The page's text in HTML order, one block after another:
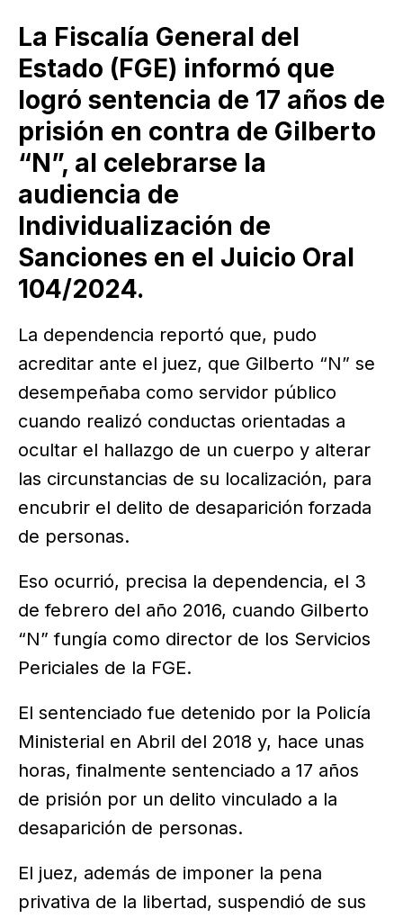
La Fiscalía General del
Estado (FGE) informó que
logró sentencia de 17 años de
prisión en contra de Gilberto
“N”, al celebrarse la
audiencia de
Individualización de
Sanciones en el Juicio Oral
104/2024.
La dependencia reportó que, pudo
acreditar ante el juez, que Gilberto “N” se
desempeñaba como servidor público
cuando realizó conductas orientadas a
ocultar el hallazgo de un cuerpo y alterar
las circunstancias de su localización, para
encubrir el delito de desaparición forzada
de personas.
Eso ocurrió, precisa la dependencia, el 3
de febrero del año 2016, cuando Gilberto
“N” fungía como director de los Servicios
Periciales de la FGE.
El sentenciado fue detenido por la Policía
Ministerial en Abril del 2018 y, hace unas
horas, finalmente sentenciado a 17 años
de prisión por un delito vinculado a la
desaparición de personas.
El juez, además de imponer la pena
privativa de la libertad, suspendió de sus